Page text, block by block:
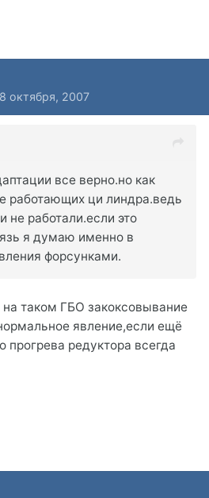
октября, 2007
все верно.но как
работающих ци линдра.ведь
не работали.если это
я думаю именно в
форсунками.
на таком ГБО закоксовывание
явление,если ещё
прогрева редуктора всегда